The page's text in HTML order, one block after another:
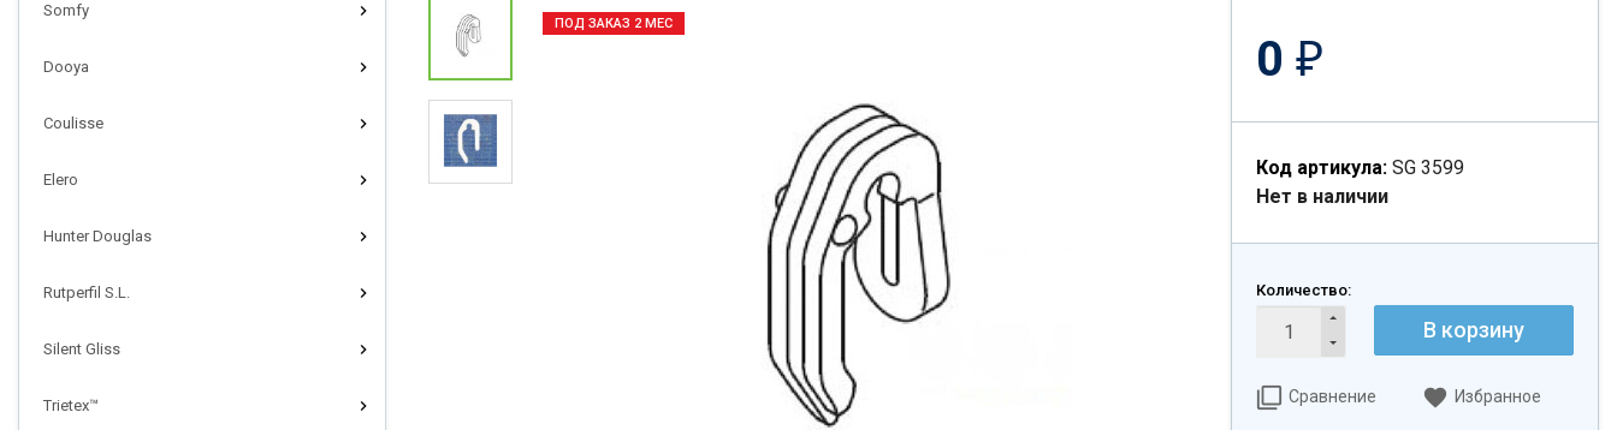
Somfy
Dooya
Coulisse
Elero
Hunter Douglas
Rutperfil S.L.
Silent Gliss
Trietex™
ПОД ЗАКАЗ 2 МЕС
0 ₽
Код артикула: SG 3599
Нет в наличии
Количество:
В корзину
Сравнение Избранное